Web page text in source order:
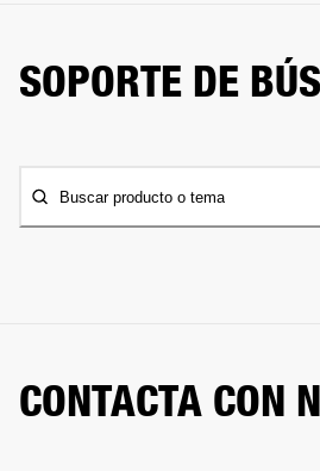
SOPORTE DE
Buscar producto o tema
CONTACTA CON